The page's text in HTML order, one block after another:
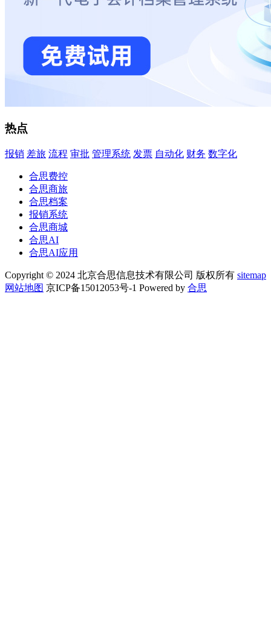
热点
报销 差旅 流程 审批 管理系统 发票 自动化 财务 数字化
合思费控
合思商旅
合思档案
报销系统
合思商城
合思AI
合思AI应用
Copyright © 2024 北京合思信息技术有限公司 版权所有 sitemap
网站地图 京ICP备15012053号-1 Powered by 合思